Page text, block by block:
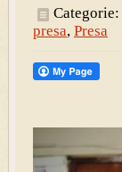
Categorie:
presa, Presa